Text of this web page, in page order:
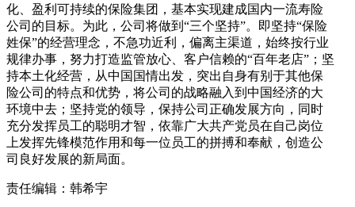
化、盈利可持续的保险集团，基本实现建成国内一流寿险
公司的目标。为此，公司将做到“三个坚持”。即坚持“保险
姓保”的经营理念，不急功近利，偏离主渠道，始终按行业
规律办事，努力打造监管放心、客户信赖的“百年老店”；坚
持本土化经营，从中国国情出发，突出自身有别于其他保
险公司的特点和优势，将公司的战略融入到中国经济的大
环境中去；坚持党的领导，保持公司正确发展方向，同时
充分发挥员工的聪明才智，依靠广大共产党员在自己岗位
上发挥先锋模范作用和每一位员工的拼搏和奉献，创造公
司良好发展的新局面。
责任编辑：韩希宇